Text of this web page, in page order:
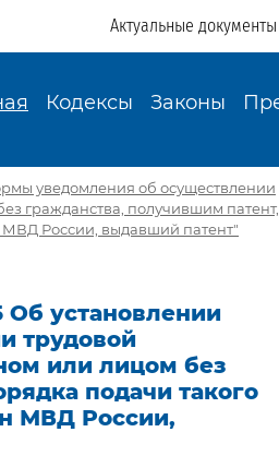
Актуальные
Кодексы Законы
уведомления об осуществлении
гражданства, получившим
МВД России, выдавший патент"
Об установлении
трудовой
или лицом без
подачи такого
МВД России,